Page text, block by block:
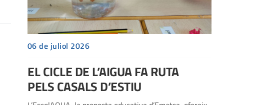
06 de juliol 2026
EL CICLE DE L’AIGUA FA RUTA
PELS CASALS D’ESTIU